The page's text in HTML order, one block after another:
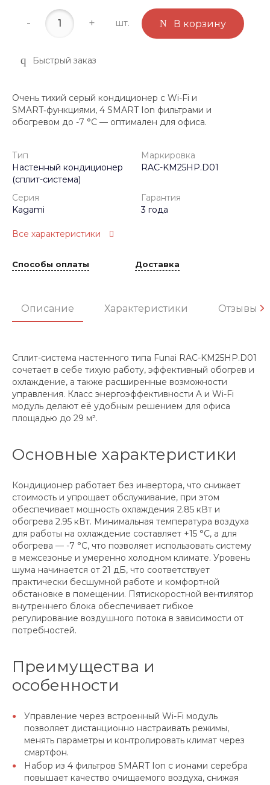
- + шт. В корзину
Быстрый заказ
Очень тихий серый кондиционер с Wi-Fi и
SMART‑функциями, 4 SMART Ion фильтрами и
обогревом до -7 °C — оптимален для офиса.
Тип
Настенный кондиционер
(сплит-система)
Маркировка
RAC-KM25HP.D01
Серия
Kagami
Гарантия
3 года
Все характеристики
Способы оплаты Доставка
Описание Характеристики Отзывы
Сплит-система настенного типа Funai RAC-KM25HP.D01
сочетает в себе тихую работу, эффективный обогрев и
охлаждение, а также расширенные возможности
управления. Класс энергоэффективности A и Wi-Fi
модуль делают её удобным решением для офиса
площадью до 29 м².
Основные характеристики
Кондиционер работает без инвертора, что снижает
стоимость и упрощает обслуживание, при этом
обеспечивает мощность охлаждения 2.85 кВт и
обогрева 2.95 кВт. Минимальная температура воздуха
для работы на охлаждение составляет +15 °C, а для
обогрева — -7 °C, что позволяет использовать систему
в межсезонье и умеренно холодном климате. Уровень
шума начинается от 21 дБ, что соответствует
практически бесшумной работе и комфортной
обстановке в помещении. Пятискоростной вентилятор
внутреннего блока обеспечивает гибкое
регулирование воздушного потока в зависимости от
потребностей.
Преимущества и
особенности
Управление через встроенный Wi-Fi модуль
позволяет дистанционно настраивать режимы,
менять параметры и контролировать климат через
смартфон.
Набор из 4 фильтров SMART Ion с ионами серебра
повышает качество очищаемого воздуха, снижая